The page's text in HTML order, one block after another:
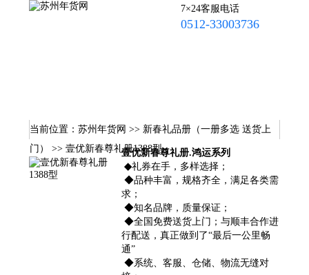
7×24客服电话
0512-33003736
联系我们
当前位置： 苏州年货网 >> 新春礼品册（一册多选 送货上
门）
>> 壹优新春尊礼册1388型壹优新春尊礼册.鸿运系列
◆礼券在手，多样选择；
◆品种丰富，规格齐全，满足各类需
求；
◆知名品牌，质量保证；
◆全国免费送货上门；与顺丰合作进
行配送，真正做到了“最后一公里畅
通”
◆系统、客服、仓储、物流无缝对